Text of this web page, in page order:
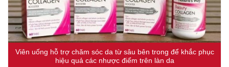
Viên uống hỗ trợ chăm sóc da từ sâu bên trong để khắc phục
hiệu quả các nhược điểm trên làn da